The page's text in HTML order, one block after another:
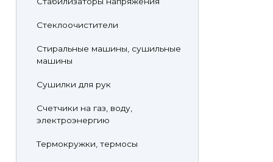
Стеклоочистители
Стиральные машины, сушильные
машины
Сушилки для рук
Счетчики на газ, воду,
электроэнергию
Термокружки, термосы